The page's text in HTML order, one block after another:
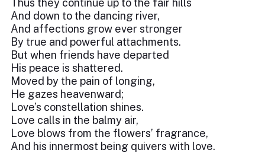
Thus they continue up to the fair hills
And down to the dancing river,
And affections grow ever stronger
By true and powerful attachments.
But when friends have departed
His peace is shattered.
Moved by the pain of longing,
He gazes heavenward;
Love’s constellation shines.
Love calls in the balmy air,
Love blows from the flowers’ fragrance,
And his innermost being quivers with love.